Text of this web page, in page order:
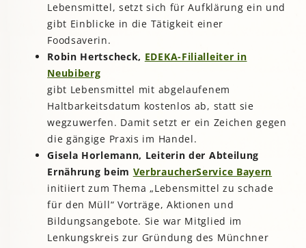
Lebensmittel, setzt sich für Aufklärung ein und
gibt Einblicke in die Tätigkeit einer
Foodsaverin.
Robin Hertscheck, EDEKA-Filialleiter in
Neubiberg
gibt Lebensmittel mit abgelaufenem
Haltbarkeitsdatum kostenlos ab, statt sie
wegzuwerfen. Damit setzt er ein Zeichen gegen
die gängige Praxis im Handel.
Gisela Horlemann, Leiterin der Abteilung
Ernährung beim VerbraucherService Bayern
initiiert zum Thema „Lebensmittel zu schade
für den Müll“ Vorträge, Aktionen und
Bildungsangebote. Sie war Mitglied im
Lenkungskreis zur Gründung des Münchner